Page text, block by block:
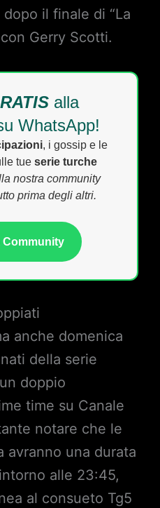
il finale di “La
Gerry Scotti.
alla
WhatsApp!
, i gossip e le
tue serie turche
nostra community
prima degli altri.
Community
anche domenica
della serie
doppio
time su Canale
notare che le
avranno una durata
alle 23:45,
al consueto Tg5